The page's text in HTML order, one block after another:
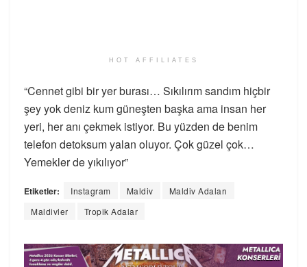
HOT AFFILIATES
“Cennet gibi bir yer burası… Sıkılırım sandım hiçbir
şey yok deniz kum güneşten başka ama insan her
yeri, her anı çekmek istiyor. Bu yüzden de benim
telefon detoksum yalan oluyor. Çok güzel çok…
Yemekler de yıkılıyor”
Etiketler: Instagram Maldiv
Maldiv Adaları
Maldivler
Tropik Adalar